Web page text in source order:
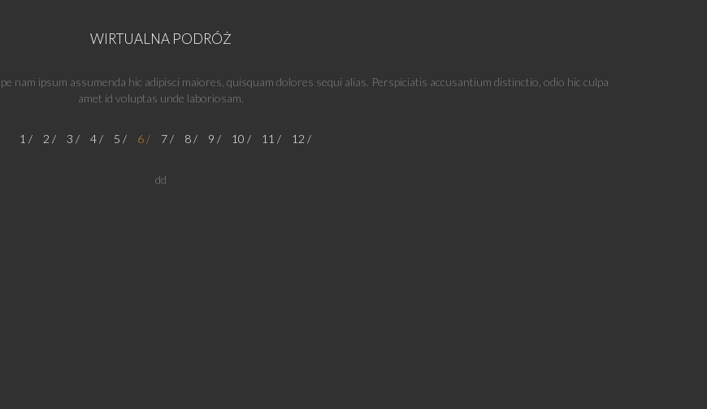
WIRTUALNA PODRÓŻ
nam ipsum assumenda hic adipisci maiores, quisquam dolores sequi alias. Perspiciatis accusantium distinctio, odio hic culpa
amet id voluptas unde laboriosam.
1 2 3 4 5 6 7 8 9 10 11 12
dd